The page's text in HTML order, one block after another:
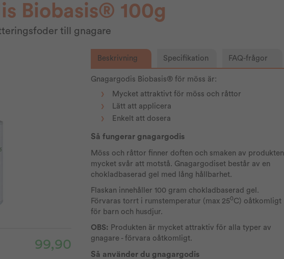
Biobasis® 100g
till gnagare
99,90
Beskrivning Specifikation FAQ-frågor
Gnagargodis Biobasis® för möss är:
Mycket attraktivt för möss och råttor
Lätt att applicera
Enkelt att dosera
Så fungerar gnagargodis
Möss och råttor finner doften och smaken av produkten
mycket svår att motstå. Gnagargodiset består av en
chokladbaserad gel med lång hållbarhet.
Flaskan innehåller 100 gram chokladbaserad gel.
Förvaras torrt i rumstemperatur (max 250C) oåtkomligt
för barn och husdjur.
OBS: Produkten är mycket attraktiv för alla typer av
gnagare - förvara oåtkomligt.
Så använder du gnagargodis